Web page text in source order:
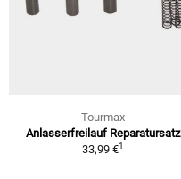
Tourmax
Anlasserfreilauf Reparatursatz
33,99 €1